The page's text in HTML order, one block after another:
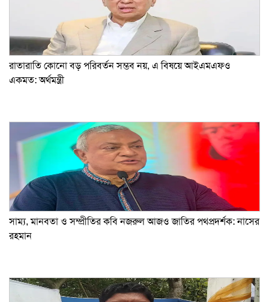
রাতারাতি কোনো বড় পরিবর্তন সম্ভব নয়, এ বিষয়ে আইএমএফও
একমত: অর্থমন্ত্রী
সাম্য, মানবতা ও সম্প্রীতির কবি নজরুল আজও জাতির পথপ্রদর্শক: নাসের
রহমান